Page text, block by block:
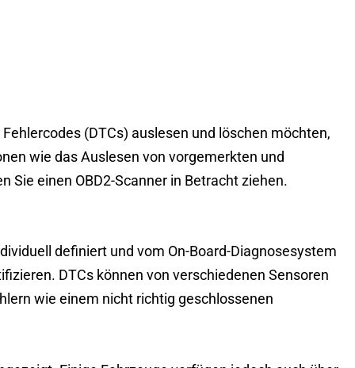
(DTCs) auslesen und löschen möchten,
wie das Auslesen von vorgemerkten und
Sie einen OBD2-Scanner in Betracht ziehen.
definiert und vom On-Board-Diagnosesystem
DTCs können von verschiedenen Sensoren
wie einem nicht richtig geschlossenen